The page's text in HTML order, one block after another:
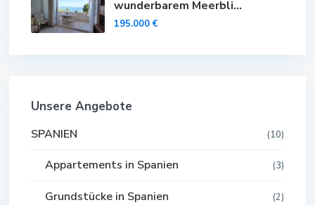
wunderbarem Meerbli...
195.000 €
Unsere Angebote
SPANIEN (10)
Appartements in Spanien (3)
Grundstücke in Spanien (2)